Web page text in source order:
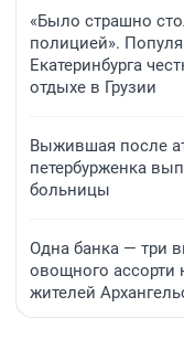
«Было страшно
полицией».
Екатеринбурга
отдыхе в Грузии
Выжившая после
петербурженка
больницы
Одна банка — три
овощного ассорти
жителей